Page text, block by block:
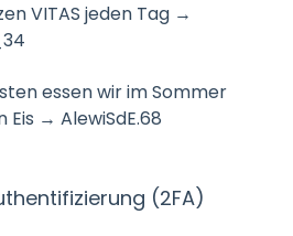
VITAS jeden Tag →
essen wir im Sommer
Eis → AlewiSdE.68
(2FA)